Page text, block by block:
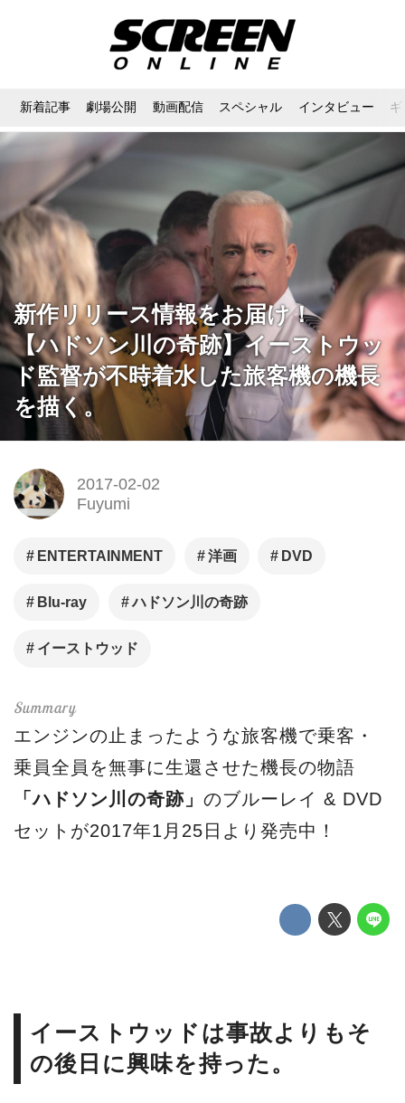
新着記事 劇場公開 動画配信 スペシャル インタビュー
新作リリース情報をお届け！
【ハドソン川の奇跡】イーストウッ
ド監督が不時着水した旅客機の機長
を描く。
2017-02-02
Fuyumi
ENTERTAINMENT 洋画 DVD
Blu-ray ハドソン川の奇跡
イーストウッド
エンジンの止まったような旅客機で乗客・
乗員全員を無事に生還させた機長の物語
「ハドソン川の奇跡」 のブルーレイ & DVD
セットが2017年1月25日より発売中！
イーストウッドは事故よりもそ
の後日に興味を持った。